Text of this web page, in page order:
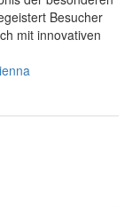
Besucher
mit innovativen